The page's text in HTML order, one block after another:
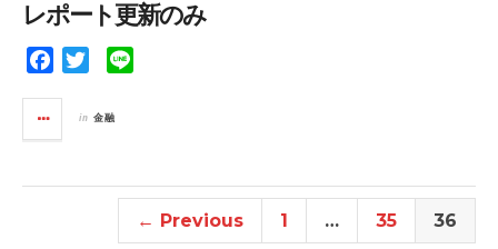
レポート更新のみ
e
o
e
in 金融
← Previous 1 … 35 36